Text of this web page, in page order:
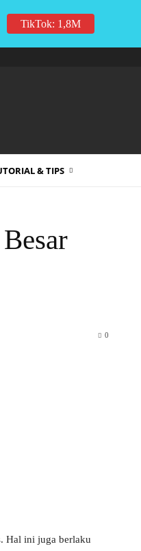
& TIPS
0
Hal ini juga berlaku
TikTok: 1,8M